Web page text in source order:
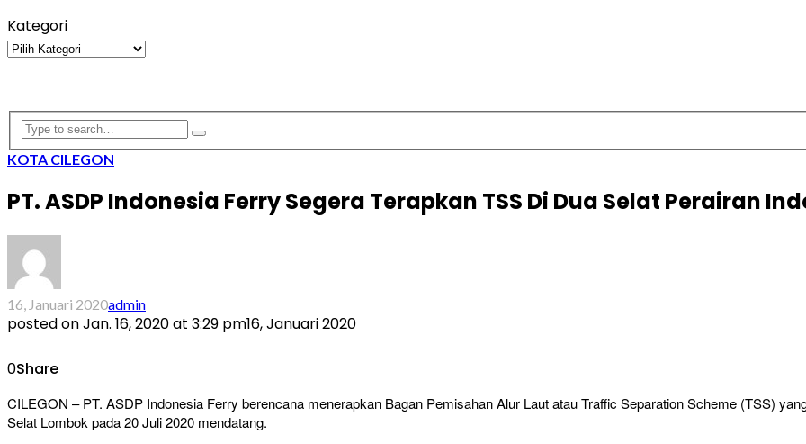
Kategori
Kategori
KOTA CILEGON
PT. ASDP Indonesia Ferry Segera Terapkan TSS Di Dua Selat Perairan
16, Januari 2020admin
posted onJan. 16, 2020 at 3:29 pm16, Januari 2020
0Share
CILEGON – PT. ASDP Indonesia Ferry berencana menerapkan Bagan Pemisahan Alur Laut atau Traffic Separation Scheme (TSS)
Selat Lombok pada 20 Juli 2020 mendatang.